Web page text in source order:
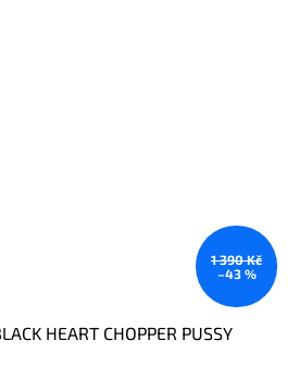
1 390 Kč
–43 %
HEART CHOPPER PUSSY